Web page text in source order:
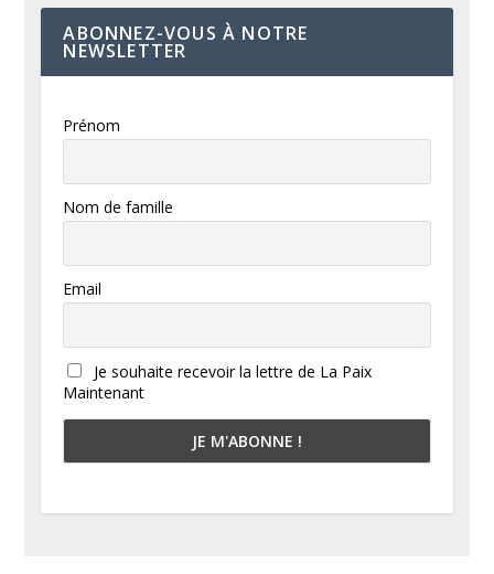
ABONNEZ-VOUS À NOTRE
NEWSLETTER
Prénom
Nom de famille
Email
Je souhaite recevoir la lettre de La Paix
Maintenant